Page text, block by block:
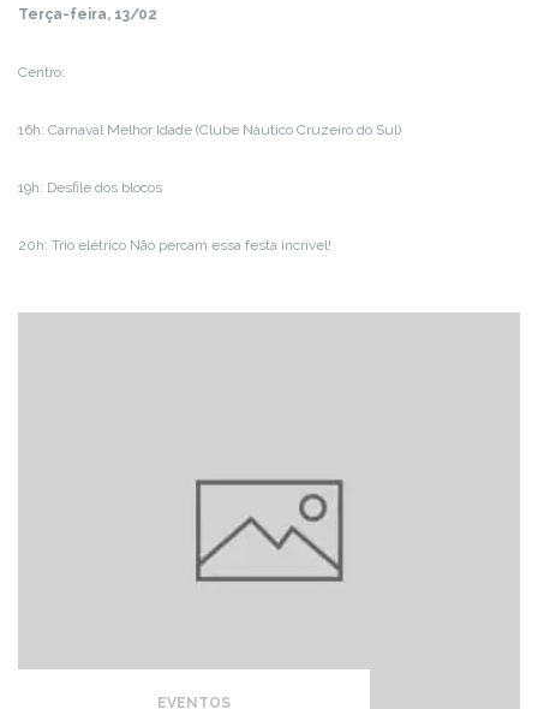
Terça-feira, 13/02
Centro:
16h: Carnaval Melhor Idade (Clube Náutico Cruzeiro do Sul)
19h: Desfile dos blocos
20h: Trio elétrico Não percam essa festa incrível!
EVENTOS